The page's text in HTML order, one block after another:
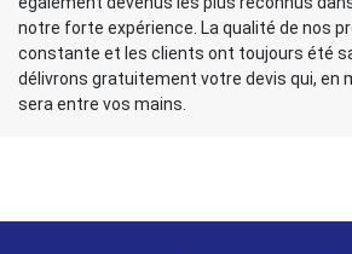
notre forte expérience. La qualité de nos
constante et les clients ont toujours été
délivrons gratuitement votre devis qui, en
sera entre vos mains.